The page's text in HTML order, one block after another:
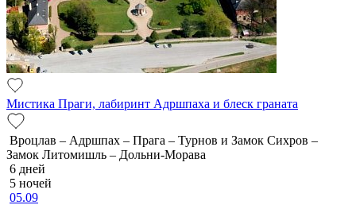
Мистика Праги, лабиринт Адршпаха и блеск граната
Вроцлав – Адршпах – Прага – Турнов и Замок Сихров –
Замок Литомишль – Дольни-Морава
6 дней
5 ночей
05.09